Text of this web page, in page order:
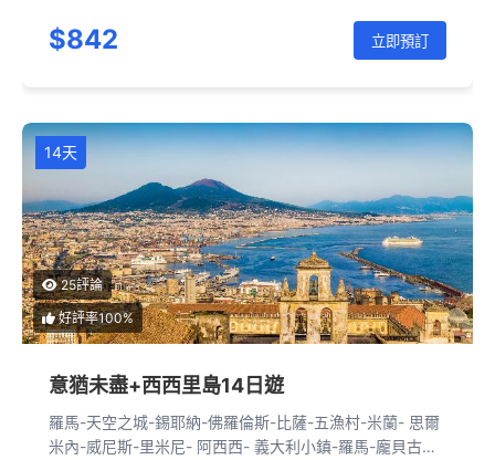
$842 立即預訂
14天
25評論
好評率100%
意猶未盡+西西里島14日遊
羅馬-天空之城-錫耶納-佛羅倫斯-比薩-五漁村-米蘭- 思爾
米內-威尼斯-里米尼- 阿西西- 義大利小鎮-羅馬-龐貝古城-